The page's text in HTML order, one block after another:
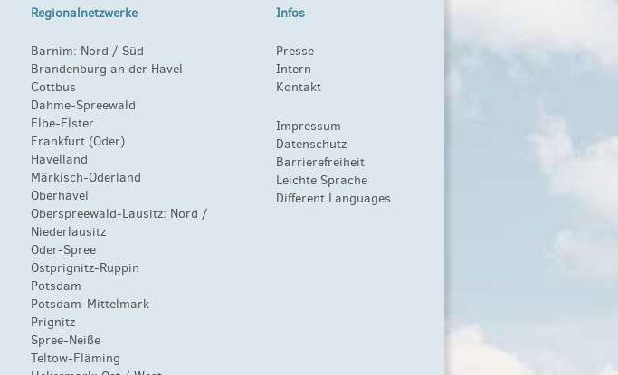
Regionalnetzwerke
Barnim: Nord / Süd
Brandenburg an der Havel
Cottbus
Dahme-Spreewald
Elbe-Elster
Frankfurt (Oder)
Havelland
Märkisch-Oderland
Oberhavel
Oberspreewald-Lausitz: Nord /
Niederlausitz
Oder-Spree
Ostprignitz-Ruppin
Potsdam
Potsdam-Mittelmark
Prignitz
Spree-Neiße
Teltow-Fläming
Infos
Presse
Intern
Kontakt
Impressum
Datenschutz
Barrierefreiheit
Leichte Sprache
Different Languages